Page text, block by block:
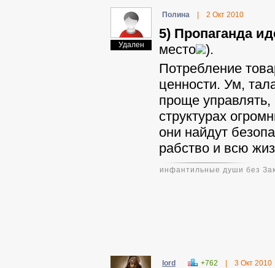
Удален
Полина 2 Окт 2010
5) Пропаганда
место
).
Потребление
ценности. Ум,
проще
структурах
они найдут
рабство и всю
инфантильные души без
lord +762 3 Окт 2010